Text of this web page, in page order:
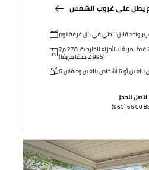
يطل على غروب الشمس
واحد قابل للطي في كل غرفة نوم
الأجزاء الداخلية: 240 م2 (2,590 قدمًا مربعًا) الأجزاء الخارجية: 278 م2
(2,995 قدمًا مربعًا)
6 أشخاص بالغين وطفلان
اتصل للحجز
(960) 66 00